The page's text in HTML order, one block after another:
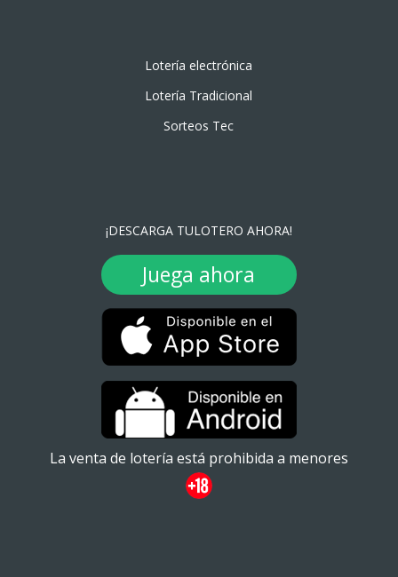
Lotería electrónica
Lotería Tradicional
Sorteos Tec
¡DESCARGA TULOTERO AHORA!
Juega ahora
La venta de lotería está prohibida a menores